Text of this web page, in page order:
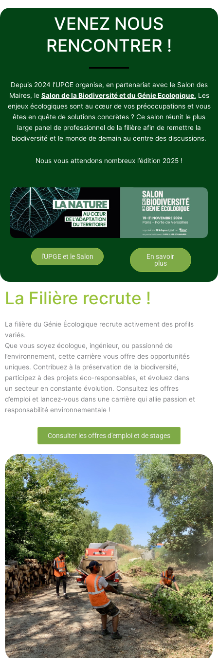
VENEZ NOUS
RENCONTRER !
Depuis 2024 l’UPGE organise, en partenariat avec le Salon des
Maires, le Salon de la Biodiversité et du Génie Ecologique. Les
enjeux écologiques sont au cœur de vos préoccupations et vous
êtes en quête de solutions concrètes ? Ce salon réunit le plus
large panel de professionnel de la filière afin de remettre la
biodiversité et le monde de demain au centre des discussions.
Nous vous attendons nombreux l’édition 2025 !
l'UPGE et le Salon
En savoir
plus
La Filière recrute !
La filière du Génie Écologique recrute activement des profils
variés.
Que vous soyez écologue, ingénieur, ou passionné de
l’environnement, cette carrière vous offre des opportunités
uniques. Contribuez à la préservation de la biodiversité,
participez à des projets éco-responsables, et évoluez dans
un secteur en constante évolution. Consultez les offres
d’emploi et lancez-vous dans une carrière qui allie passion et
responsabilité environnementale !
Consulter les offres d'emploi et de stages